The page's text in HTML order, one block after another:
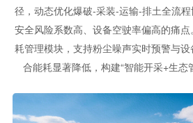
径，动态优化爆破-采装-运输-排土全流
安全风险系数高、设备空驶率偏高的痛
耗管理模块，支持粉尘噪声实时预警与
合能耗显著降低，构建“智能开采+生态